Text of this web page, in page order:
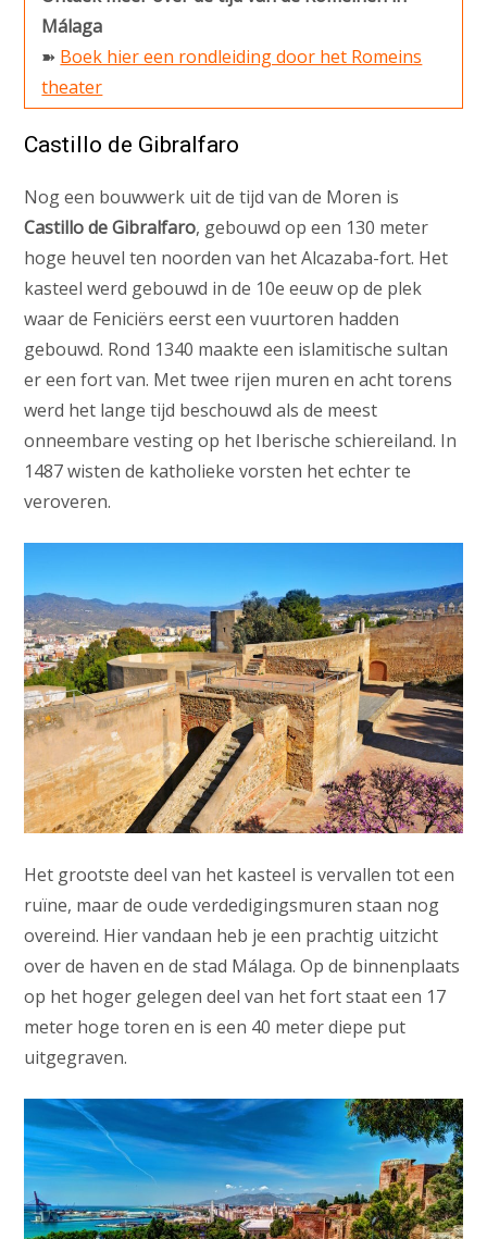
Málaga
➽ Boek hier een rondleiding door het Romeins
theater
Castillo de Gibralfaro
Nog een bouwwerk uit de tijd van de Moren is
Castillo de Gibralfaro, gebouwd op een 130 meter
hoge heuvel ten noorden van het Alcazaba-fort. Het
kasteel werd gebouwd in de 10e eeuw op de plek
waar de Feniciërs eerst een vuurtoren hadden
gebouwd. Rond 1340 maakte een islamitische sultan
er een fort van. Met twee rijen muren en acht torens
werd het lange tijd beschouwd als de meest
onneembare vesting op het Iberische schiereiland. In
1487 wisten de katholieke vorsten het echter te
veroveren.
Het grootste deel van het kasteel is vervallen tot een
ruïne, maar de oude verdedigingsmuren staan nog
overeind. Hier vandaan heb je een prachtig uitzicht
over de haven en de stad Málaga. Op de binnenplaats
op het hoger gelegen deel van het fort staat een 17
meter hoge toren en is een 40 meter diepe put
uitgegraven.